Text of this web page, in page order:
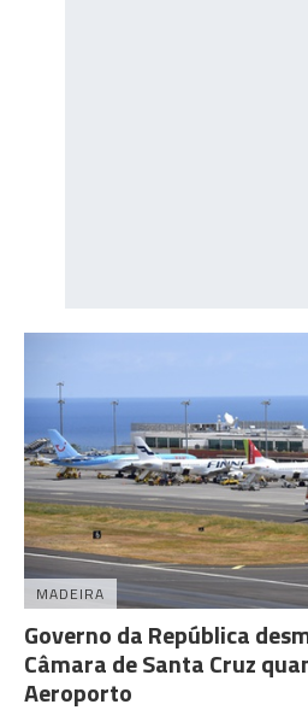
MADEIRA
Governo da República
Câmara de Santa Cruz
Aeroporto